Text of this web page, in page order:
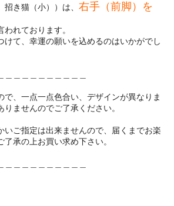
き猫（小））は、 右手（前脚）を
れております。
けて、幸運の願いを込めるのはいかがでし
、一点一点色合い、デザインが異なりま
ませんのでご了承ください。
ご指定は出来ませんので、届くまでお楽
了承の上お買い求め下さい。